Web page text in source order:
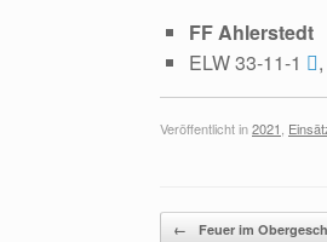
FF Ahlerstedt
ELW 33-11-1
Veröffentlicht in2021
Beitragsnavigation
← Feuer im